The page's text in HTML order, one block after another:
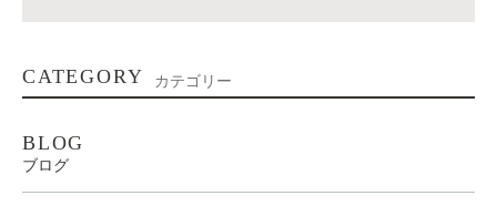
CATEGORY カテゴリー
BLOG
ブログ